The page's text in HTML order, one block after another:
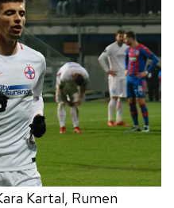
Kartal, Rumen